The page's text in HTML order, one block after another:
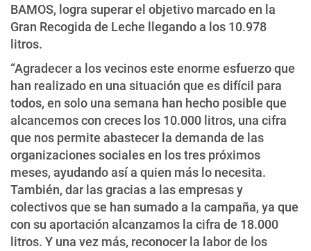
BAMOS, logra superar el objetivo marcado en la
Gran Recogida de Leche llegando a los 10.978
litros.
“Agradecer a los vecinos este enorme esfuerzo que
han realizado en una situación que es difícil para
todos, en solo una semana han hecho posible que
alcancemos con creces los 10.000 litros, una cifra
que nos permite abastecer la demanda de las
organizaciones sociales en los tres próximos
meses, ayudando así a quien más lo necesita.
También, dar las gracias a las empresas y
colectivos que se han sumado a la campaña, ya que
con su aportación alcanzamos la cifra de 18.000
litros. Y una vez más, reconocer la labor de los